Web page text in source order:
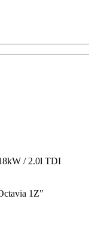
/ 2.0l TDI
1Z"